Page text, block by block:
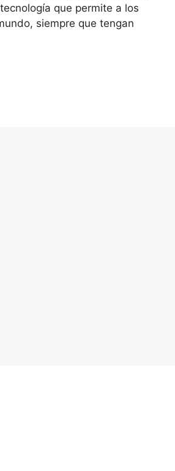
que permite a los
siempre que tengan